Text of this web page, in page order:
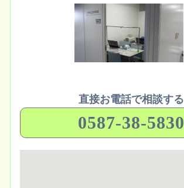
直接お電話で相談する
0587-38-5830